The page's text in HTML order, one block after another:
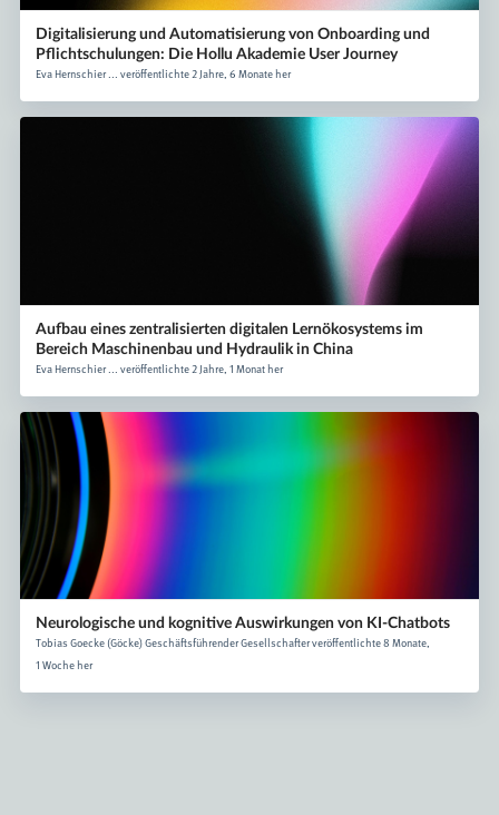
Digitalisierung und Automatisierung von Onboarding und
Pflichtschulungen: Die Hollu Akademie User Journey
Eva Hernschier ... veröffentlichte 2 Jahre, 6 Monate her
Aufbau eines zentralisierten digitalen Lernökosystems im
Bereich Maschinenbau und Hydraulik in China
Eva Hernschier ... veröffentlichte 2 Jahre, 1 Monat her
Neurologische und kognitive Auswirkungen von KI-Chatbots
Tobias Goecke (Göcke) Geschäftsführender Gesellschafter veröffentlichte 8 Monate,
1 Woche her